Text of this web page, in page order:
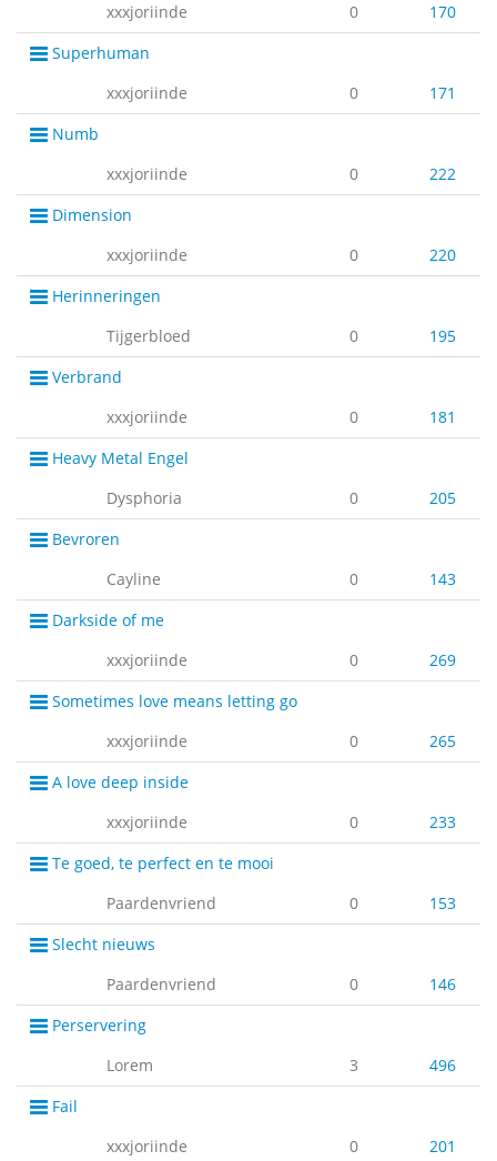
xxxjoriinde
0
170
Superhuman
xxxjoriinde
0
171
Numb
xxxjoriinde
0
222
Dimension
xxxjoriinde
0
220
Herinneringen
Tijgerbloed
0
195
Verbrand
xxxjoriinde
0
181
Heavy Metal Engel
Dysphoria
0
205
Bevroren
Cayline
0
143
Darkside of me
xxxjoriinde
0
269
Sometimes love means letting go
xxxjoriinde
0
265
A love deep inside
xxxjoriinde
0
233
Te goed, te perfect en te mooi
Paardenvriend
0
153
Slecht nieuws
Paardenvriend
0
146
Perservering
Lorem
3
496
Fail
xxxjoriinde
0 201